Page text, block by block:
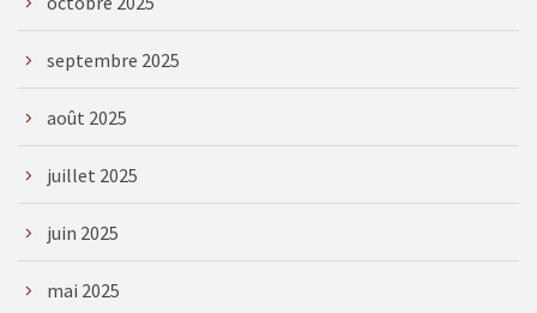
septembre 2025
août 2025
juillet 2025
juin 2025
mai 2025